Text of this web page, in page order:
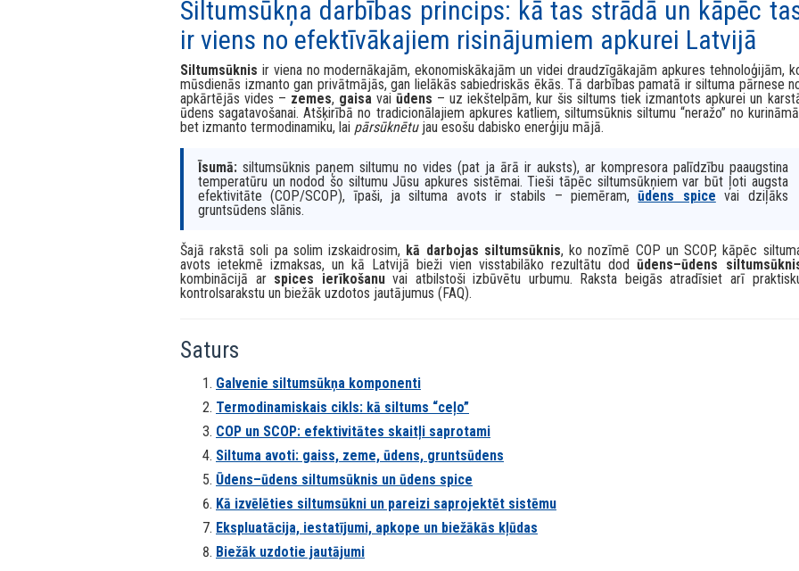
Informācija- Siltumsūkņa darbības princips: Kā
tas strādā un kāpēc izvēlēties spici?
Siltumsūkņa darbības princips: kā tas strādā un kāpēc
ir viens no efektīvākajiem risinājumiem apkurei Latvijā
Siltumsūknisir viena no modernākajām, ekonomiskākajām un videi draudzīgākajām apkures tehnoloģijām, ko
mūsdienās izmanto gan privātmājās, gan lielākās sabiedriskās ēkās. Tā darbības pamatā ir siltuma pārnese no
apkārtējās vides –zemes
bet izmanto termodinamiku, lai
Īsumā:siltumsūknis paņem siltumu no vides (pat ja ārā ir auksts), ar kompresora palīdzību paaugstina
temperatūru un nodod šo siltumu Jūsu apkures sistēmai. Tieši tāpēc siltumsūkņiem var būt ļoti augsta
Šajā rakstā soli pa solim izskaidrosim,
avots ietekmē izmaksas, un kā Latvijā bieži vien visstabilāko rezultātu dod
kombinācijā arspices ierīkošanuvai atbilstoši izbūvētu urbumu. Raksta beigās atradīsiet arī praktisku
kontrolsarakstu un biežāk uzdotos jautājumus (FAQ).
Saturs
Galvenie siltumsūkņa komponenti
Termodinamiskais cikls: kā siltums “ceļo”
COP un SCOP: efektivitātes skaitļi saprotami